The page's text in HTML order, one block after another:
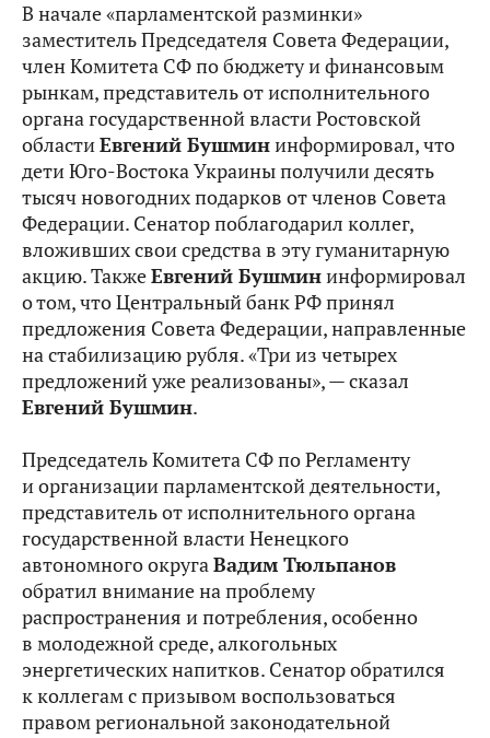
В начале «парламентской разминки»
заместитель Председателя Совета Федерации,
член Комитета СФ по бюджету и финансовым
рынкам, представитель от исполнительного
органа государственной власти Ростовской
областиЕвгений Бушмининформировал, что
дети Юго-Востока Украины получили десять
тысяч новогодних подарков от членов Совета
Федерации. Сенатор поблагодарил коллег,
вложивших свои средства в эту гуманитарную
акцию. ТакжеЕвгений Бушмининформировал
о том, что Центральный банк РФ принял
предложения Совета Федерации, направленные
на стабилизацию рубля. «Три из четырех
предложений уже реализованы», — сказал
Евгений Бушмин.
Председатель Комитета СФ по Регламенту
и организации парламентской деятельности,
представитель от исполнительного органа
государственной власти Ненецкого
автономного округаВадим Тюльпанов
обратил внимание на проблему
распространения и потребления, особенно
в молодежной среде, алкогольных
энергетических напитков. Сенатор обратился
к коллегам с призывом воспользоваться
правом региональной законодательной